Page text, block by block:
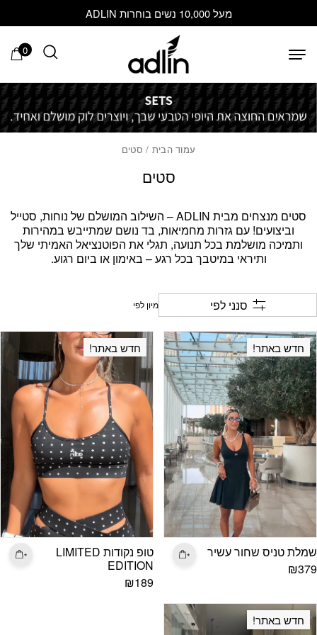
מעל 10,000 נשים בוחרות ADLIN
0
עמוד הבית / סטים
סטים
סטים מנצחים מבית ADLIN – השילוב המושלם של נוחות, סטייל
וביצועים! עם גזרות מחמיאות, בד נושם שמתייבש במהירות
ותמיכה מושלמת בכל תנועה, תגלי את הפוטנציאל האמיתי שלך
ותיראי במיטבך בכל רגע – באימון או ביום רגוע.
סנני לפי
חדש באתר!
שמלת טניס שחור עשיר
₪379
חדש באתר!
טופ נקודות LIMITED
EDITION
₪189
חדש באתר!